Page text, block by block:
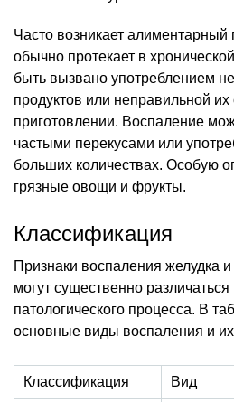
Часто возникает алиментарный
обычно протекает в
быть вызвано употреблением
продуктов или неправильной их
приготовлении. Воспаление
частыми перекусами или
больших количествах. Особую
грязные овощи и фрукты.
Классификация
Признаки воспаления желудка и
могут существенно
патологического процесса. В
основные виды воспаления и их
Классификация Вид